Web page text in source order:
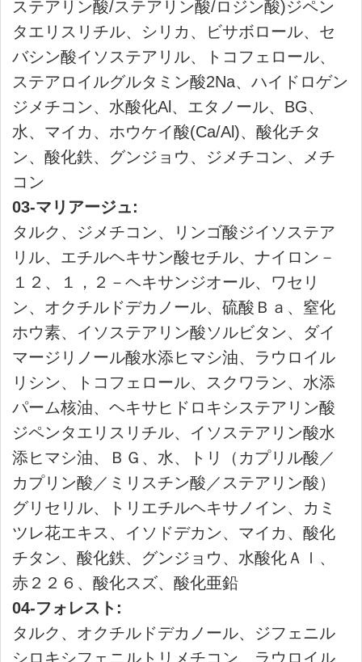
ﾝ酸ｿﾙﾋﾞﾀﾝ、ﾀﾞｲﾏｰｼﾞﾘﾉｰﾙ酸水添ﾋﾏｼ油、ﾄｺﾌｪﾛｰ
ﾙ、ｽｸﾜﾗﾝ、水添ﾊﾟｰﾑ核油、ﾍｷｻﾋﾄﾞﾛｷｼｽﾃｱﾘﾝ酸
ｼﾞﾍﾟﾝﾀｴﾘｽﾘﾁﾙ、ｲｿｽﾃｱﾘﾝ酸水添ﾋﾏｼ油、BG、
水、ﾄﾘ(ｶﾌﾟﾘﾙ酸/ｶﾌﾟﾘﾝ酸/ﾐﾘｽﾁﾝ酸/ｽﾃｱﾘﾝ酸)ｸﾞﾘｾ
ﾘﾙ、ﾄﾘｴﾁﾙﾍｷｻﾉｲﾝ、ｶﾐﾂﾚ花ｴｷｽ、ｲｿﾄﾞﾃﾞｶﾝ（ｷｬﾘ
ｰｵｰﾊﾞｰ成分）、ﾏｲｶ、合成金雲母、酸化ﾁﾀﾝ、
酸化鉄、赤226、ｸﾞﾝｼﾞｮｳ、ｺﾝｼﾞｮｳ、ﾎｳｹｲ酸
(Ca/Al)、ｼﾘｶ、水酸化Al、酸化亜鉛、酸化ｽｽﾞ
07-アクア:
シロキシフェニルトリメチコン、リンゴ酸ジ
イソステアリル、ラウロイルリシン、ラウロ
イルグルタミン酸ジ(フィトステリル/オクチル
ドデシル)、カミツレ花エキス、ヒアルロン酸
Na、シリカ、トリ(カプリル酸/カプリン酸/ミ
リスチン酸/ステアリン酸)グリセリル、マカデ
ミアナッツ脂肪酸フィトステリル、ヘキサ(ヒ
ドロキシステアリン酸/ステアリン酸/ロジン
酸)ジペンタエリスリチル、ビサボロール、セ
バシン酸イソステアリル、トコフェロール、
ステアロイルグルタミン酸2Na、ハイドロゲン
ジメチコン、水酸化Al、エタノール、BG、
水、マイカ、ホウケイ酸(Ca/Al)、酸化チタ
チコン、メチコン
08-ブリーズ:
タルク、オクチルドデカノール、ジフェニル
シロキシフェニルトリメチコン、リンゴ酸ジ
イソステアリル、ラウロイルリシン、ラウロ
イルグルタミン酸ジ(フィトステリル/オクチル
ドデシル)、カミツレ花エキス、ヒアルロン酸
Na、シリカ、トリ(カプリル酸/カプリン酸/ミ
リスチン酸/ステアリン酸)グリセリル、マカデ
ミアナッツ脂肪酸フィトステリル、ヘキサ(ヒ
ドロキシステアリン酸/ステアリン酸/ロジン
酸)ジペンタエリスリチル、ビサボロール、セ
バシン酸イソステアリル、トコフェロール、